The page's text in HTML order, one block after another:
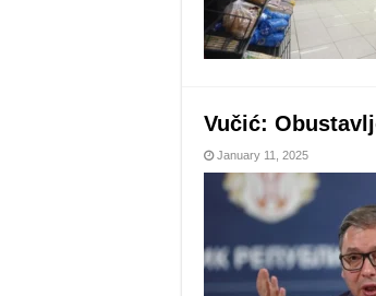
Vučić:
January 11, 2025